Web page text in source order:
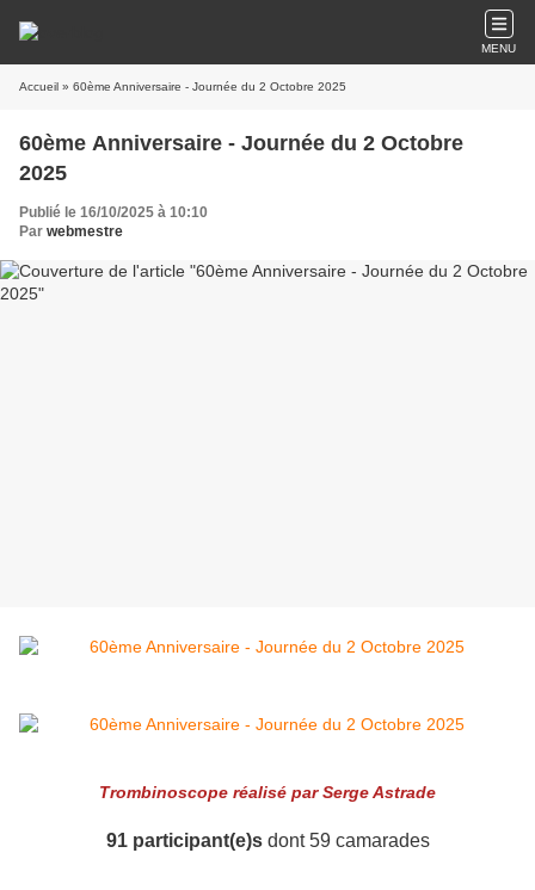
MENU
Accueil » 60ème Anniversaire - Journée du 2 Octobre 2025
60ème Anniversaire - Journée du 2 Octobre
2025
Publié le 16/10/2025 à 10:10
Par webmestre
Trombinoscope réalisé par Serge Astrade
91 participant(e)s dont 59 camarades